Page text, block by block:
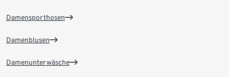
Damensporthosen
Damenblusen
Damenunterwäsche